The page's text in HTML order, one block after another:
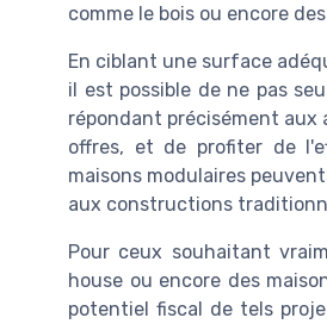
comme le bois ou encore
En ciblant une surface
il est possible de ne pas
répondant précisément aux
offres, et de profiter de
maisons modulaires
aux constructions
Pour ceux souhaitant
house ou encore des
potentiel fiscal de tels